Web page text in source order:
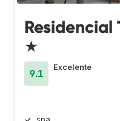
Residencial
★
9.1
Excelente